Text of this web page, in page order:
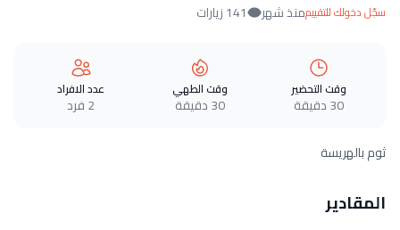
سجّل دخولك للتقييممنذ شهر 141 زيارات
وقت التحضير
30 دقيقة
وقت الطهي
30 دقيقة
عدد الافراد
2 فرد
ثوم بالهريسة
المقادير